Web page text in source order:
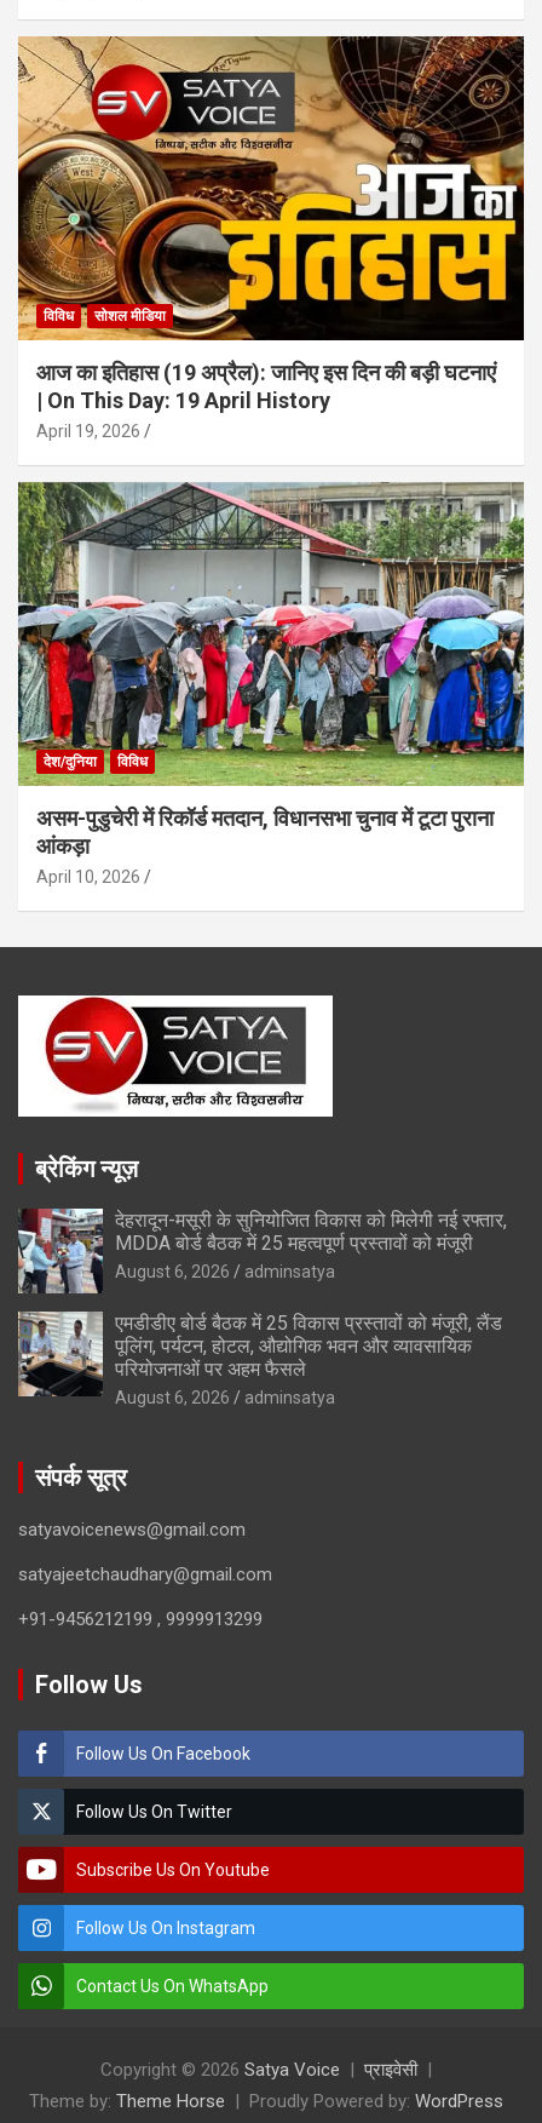
विविध सोशल मीडिया
आज का इतिहास (19 अप्रैल): जानिए इस दिन की बड़ी घटनाएं
| On This Day: 19 April History
April 19, 2026
देश/दुनिया विविध
असम-पुडुचेरी में रिकॉर्ड मतदान, विधानसभा चुनाव में टूटा पुराना
आंकड़ा
April 10, 2026
ब्रेकिंग न्यूज़
देहरादून-मसूरी के सुनियोजित विकास को मिलेगी नई रफ्तार,
MDDA बोर्ड बैठक में 25 महत्वपूर्ण प्रस्तावों को मंजूरी
August 6, 2026 adminsatya
एमडीडीए बोर्ड बैठक में 25 विकास प्रस्तावों को मंजूरी, लैंड
पूलिंग, पर्यटन, होटल, औद्योगिक भवन और व्यावसायिक
परियोजनाओं पर अहम फैसले
August 6, 2026 adminsatya
संपर्क सूत्र
satyavoicenews@gmail.com
satyajeetchaudhary@gmail.com
+91-9456212199 , 9999913299
Follow Us
Follow Us On Facebook
Follow Us On Twitter
Subscribe Us On Youtube
Follow Us On Instagram
Contact Us On WhatsApp
Copyright © 2026 Satya Voice
प्राइवेसी
Theme by: Theme Horse Proudly Powered by: WordPress